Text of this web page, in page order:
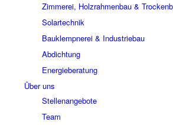
Zimmerei, Holzrahmenbau &
Solartechnik
Bauklempnerei & Industriebau
Abdichtung
Energieberatung
Über uns
Stellenangebote
Team